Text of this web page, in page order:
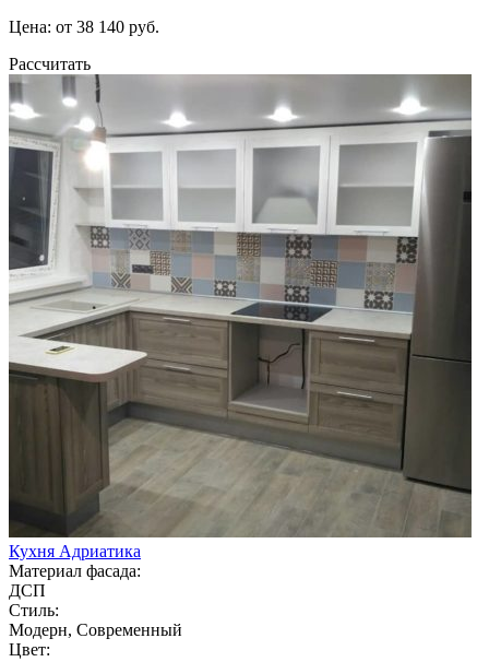
Цена: от 38 140 руб.
Рассчитать
Кухня Адриатика
Материал фасада:
ДСП
Стиль:
Модерн, Современный
Цвет: